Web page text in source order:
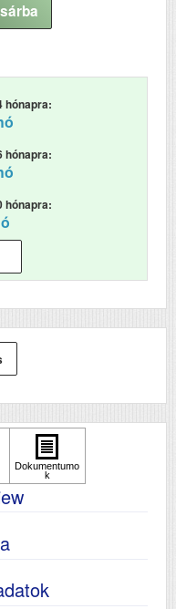
250+85
Nem
35.4
hónapra:
hónapra:
hónapra: